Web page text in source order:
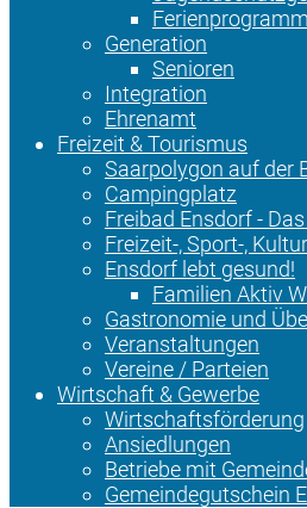
Ferienprogramm
Generation
Senioren
Integration
Ehrenamt
Freizeit & Tourismus
Saarpolygon auf der
Campingplatz
Freibad Ensdorf -
Freizeit-, Sport-,
Ensdorf lebt gesund!
Familien Aktiv
Gastronomie und
Veranstaltungen
Vereine / Parteien
Wirtschaft & Gewerbe
Wirtschaftsförderung
Ansiedlungen
Betriebe mit
Gemeindegutschein